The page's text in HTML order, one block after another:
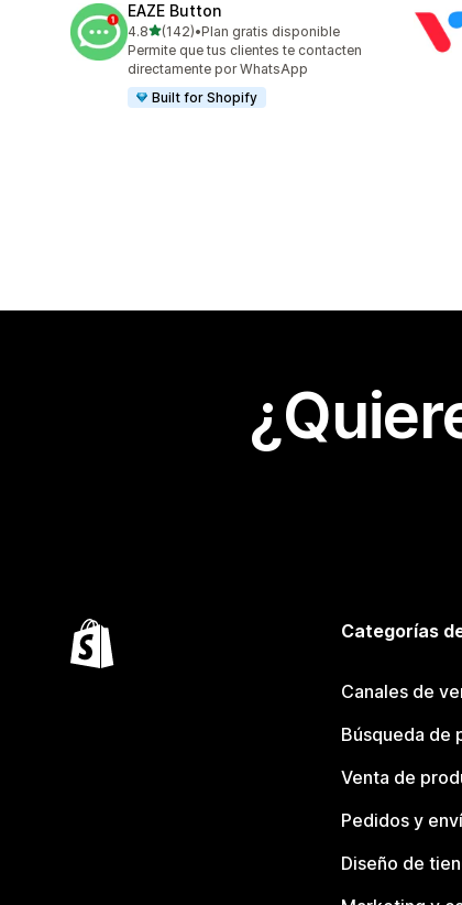
EAZE Button
4.8de 5 estrellas
(142)
142 reseñas en total
•Plan gratis disponible
Permite que tus clientes te contacten
directamente por WhatsApp
Built for Shopify
Categorías
Canales de
Búsqueda de
Venta de
Pedidos y
Diseño de